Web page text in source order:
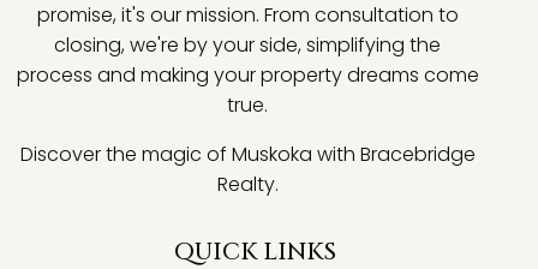
promise, it's our mission. From consultation to
closing, we're by your side, simplifying the
process and making your property dreams come
true.
Discover the magic of Muskoka with Bracebridge
Realty.
QUICK LINKS